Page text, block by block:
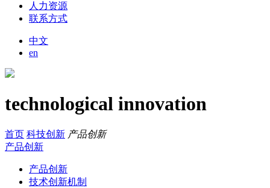
人力资源
联系方式
中文
en
technological innovation
首页 科技创新 产品创新
产品创新
产品创新
技术创新机制